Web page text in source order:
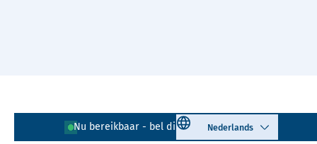
Nu bereikbaar - bel direct! 085 - 401 81 23
Select language
Lees voor Uitleg woorden
Simpele tekst